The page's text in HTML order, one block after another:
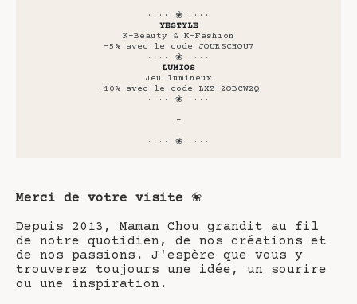
···· ❀ ····
YESTYLE
K-Beauty & K-Fashion
-5% avec le code JOURSCHOU7
···· ❀ ····
LUMIOS
Jeu lumineux
-10% avec le code LXZ-2OBCW2Q
···· ❀ ····
-
···· ❀ ····
Merci de votre visite ❀
Depuis 2013, Maman Chou grandit au fil
de notre quotidien, de nos créations et
de nos passions. J'espère que vous y
trouverez toujours une idée, un sourire
ou une inspiration.